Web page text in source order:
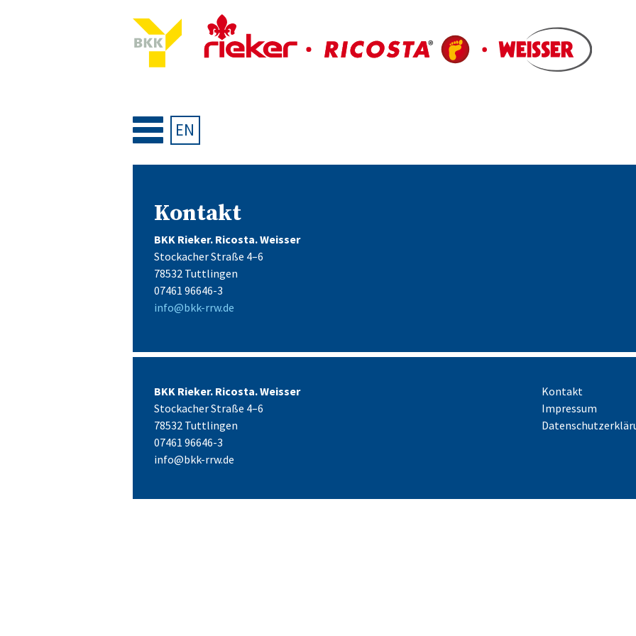
EN
Kontakt
BKK Rieker. Ricosta. Weisser
Stockacher Straße 4–6
78532 Tuttlingen
07461 96646-3
info@bkk-rrw.de
BKK Rieker. Ricosta. Weisser
Stockacher Straße 4–6
78532 Tuttlingen
07461 96646-3
info@bkk-rrw.de
Kontakt
Impressum